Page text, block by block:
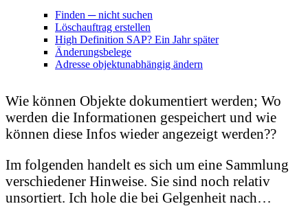
Finden ─ nicht suchen
Löschauftrag erstellen
High Definition SAP? Ein Jahr später
Änderungsbelege
Adresse objektunabhängig ändern
Wie können Objekte dokumentiert werden; Wo
werden die Informationen gespeichert und wie
können diese Infos wieder angezeigt werden??
Im folgenden handelt es sich um eine Sammlung
verschiedener Hinweise. Sie sind noch relativ
unsortiert. Ich hole die bei Gelgenheit nach…